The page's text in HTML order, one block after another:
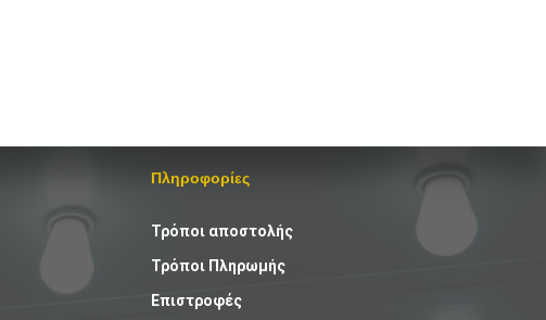
Πληροφορίες
Τρόποι αποστολής
Τρόποι Πληρωμής
Επιστροφές